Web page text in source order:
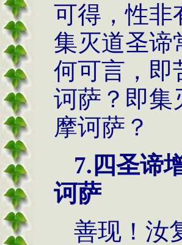
可得，性非
集灭道圣谛
何可言，即
诃萨？即集
摩诃萨？
7. 四圣谛
诃萨
善现！汝